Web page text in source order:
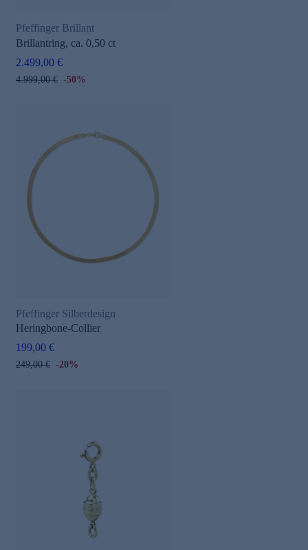
Pfeffinger Brillant
Brillantring, ca. 0,50 ct
2.499,00 €
4.999,00 € -50%
Pfeffinger Silberdesign
Heringbone-Collier
199,00 €
249,00 € -20%